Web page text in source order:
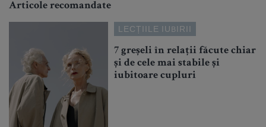
Articole recomandate
LECȚIILE IUBIRII
7 greșeli în relații făcute chiar
și de cele mai stabile și
iubitoare cupluri